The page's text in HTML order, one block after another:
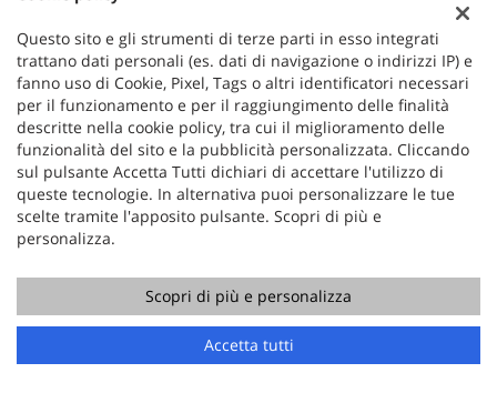
Dati fiscali:
Gb Trucks Srl
Via Praga, 1, Paliano (FR)
C.F/P.IVA:02669460608
Registro delle imprese:FR
Copyright © 2026 GestionaleAuto.com S.r.l., Tutti i diritti
Leggi l'informativa sulla privacy
Sito creato da:GestionaleAuto.com
Questo sito e gli strumenti di terze parti in esso integrati
trattano dati personali (es. dati di navigazione o indirizzi IP) e
fanno uso di Cookie, Pixel, Tags o altri identificatori necessari
per il funzionamento e per il raggiungimento delle finalità
descritte nella cookie policy, tra cui il miglioramento delle
funzionalità del sito e la pubblicità personalizzata. Cliccando
sul pulsante Accetta Tutti dichiari di accettare l'utilizzo di
queste tecnologie. In alternativa puoi personalizzare le tue
scelte tramite l'apposito pulsante. Scopri di più e
personalizza.
Scopri di più e personalizza
Accetta tutti